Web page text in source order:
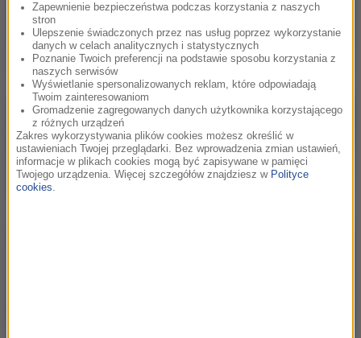
Zapewnienie bezpieczeństwa podczas korzystania z naszych
stron
Ulepszenie świadczonych przez nas usług poprzez wykorzystanie
danych w celach analitycznych i statystycznych
Poznanie Twoich preferencji na podstawie sposobu korzystania z
naszych serwisów
Wyświetlanie spersonalizowanych reklam, które odpowiadają
Twoim zainteresowaniom
Gromadzenie zagregowanych danych użytkownika korzystającego
z różnych urządzeń
Zakres wykorzystywania plików cookies możesz określić w
ustawieniach Twojej przeglądarki. Bez wprowadzenia zmian ustawień,
informacje w plikach cookies mogą być zapisywane w pamięci
Twojego urządzenia. Więcej szczegółów znajdziesz w Polityce
cookies